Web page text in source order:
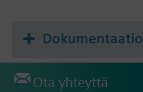
Dokumentaatio
Ota yhteyttä